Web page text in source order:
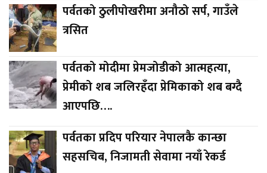
पर्वतको ठुलीपोखरीमा अनौठो सर्प, गाउँले
त्रसित
पर्वतको मोदीमा प्रेमजोडीको आत्महत्या,
प्रेमीको शब जलिरहँदा प्रेमिकाको शब बग्दै
आएपछि….
पर्वतका प्रदिप परियार नेपालकै कान्छा
सहसचिब, निजामती सेवामा नयाँ रेकर्ड